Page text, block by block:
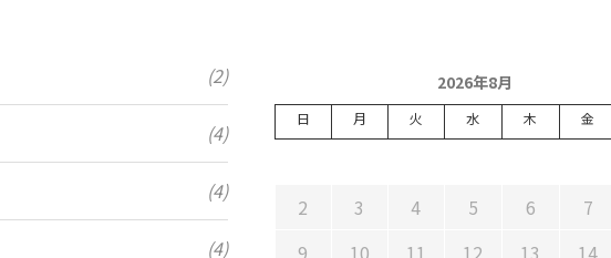
(2)
(4)
(4)
(4)
2026年8月
日 月 火 水 木 金
2
3 4 5 6 7